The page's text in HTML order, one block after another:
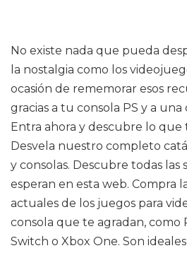
No existe nada que pueda
la nostalgia como los
ocasión de rememorar esos
gracias a tu consola PS y a
Entra ahora y descubre lo que
Desvela nuestro completo
y consolas. Descubre todas las
esperan en esta web. Compra
actuales de los juegos para
consola que te agradan, como
Switch o Xbox One. Son